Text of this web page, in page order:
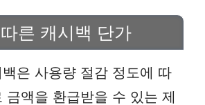
른 캐시백 단가
은 사용량 절감 정도에 따
금액을 환급받을 수 있는 제